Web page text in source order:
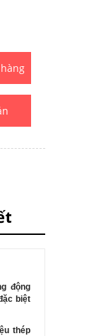
động
biệt
thép